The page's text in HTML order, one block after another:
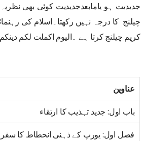
جدیدیت ہو یامابعدجدیدیت کوئی بھی
چیلنج کا درجہ نہیں رکھتا۔اسلام کی
کریم چیلنج کرتا ہے ۔اليوم اكملت لكم
عناوین
باب اول: جدید تہذیب کا ارتقاء
فصل اول: یورپ کے ذہنی انحطاط کا سفر